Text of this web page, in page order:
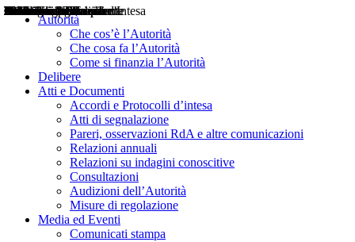
Autorità
Che cos’è l’Autorità
Che cosa fa l’Autorità
Come si finanzia l’Autorità
Delibere
Atti e Documenti
Accordi e Protocolli d’intesa
Atti di segnalazione
Pareri, osservazioni RdA e altre comunicazioni
Relazioni annuali
Relazioni su indagini conoscitive
Consultazioni
Audizioni dell’Autorità
Misure di regolazione
Media ed Eventi
Comunicati stampa
Delibere
Pareri
Consultazioni
Audizioni
Atti di Segnalazione
Accordi e Protocolli d'Intesa
Relazioni annuali
Misure di regolazione
Notizie
Comunicati Stampa
Bollettini ART
Convegni ART
Interviste del Presidente
Articoli in primo piano
Interventi del Presidente
2004
2005
2010
2013
2014
2015
2016
2017
2018
2019
202
2020
2021
2022
2023
2024
2025
2026
Aereo
Marittimo
Terrestre